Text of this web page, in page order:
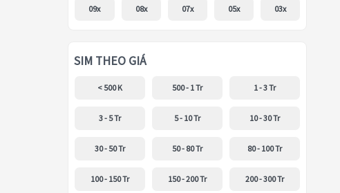
09x 08x 07x 05x 03x
SIM THEO GIÁ
< 500 K 500 - 1 Tr 1 - 3 Tr
3 - 5 Tr 5 - 10 Tr 10 - 30 Tr
30 - 50 Tr 50 - 80 Tr 80 - 100 Tr
100 - 150 Tr 150 - 200 Tr 200 - 300 Tr